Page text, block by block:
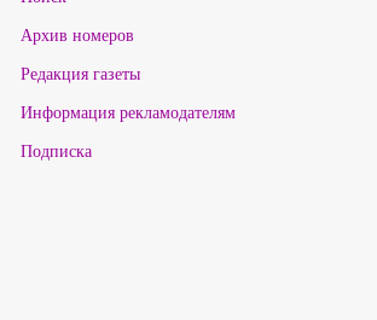
Архив номеров
Редакция газеты
Информация рекламодателям
Подписка